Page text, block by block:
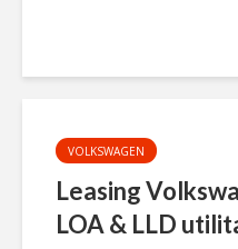
VOLKSWAGEN
Leasing
LOA & LLD